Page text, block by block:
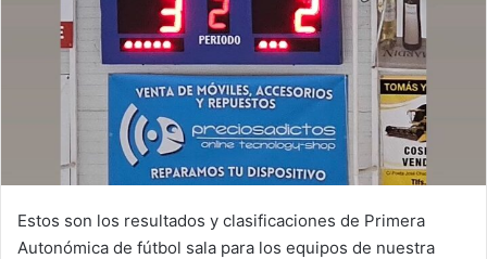
Estos son los resultados y clasificaciones de Primera
Autonómica de fútbol sala para los equipos de nuestra